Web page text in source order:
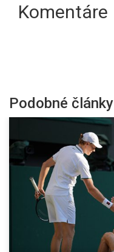
Komentáre
Podobné články